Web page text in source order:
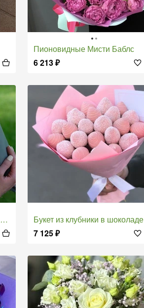
Пионовидные Мисти Баблс
6 213₽
Букет из клубники в шоколаде «Нанси» - S
7 125₽